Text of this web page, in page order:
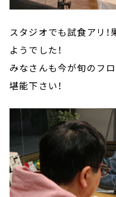
スタジオでも試食アリ
ようでした！
みなさんも今が旬のフ
堪能下さい！